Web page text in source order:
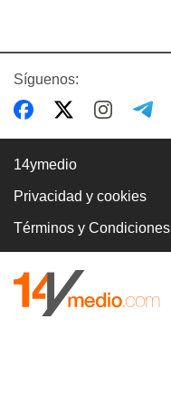
Síguenos:
14ymedio
Privacidad y cookies
Términos y Condiciones